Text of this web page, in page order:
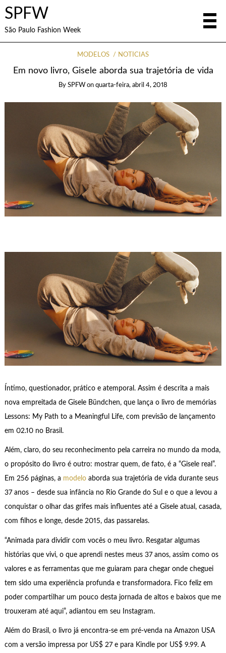
SPFW
São Paulo Fashion Week
MODELOS NOTÍCIAS
Em novo livro, Gisele aborda sua trajetória de vida
By SPFW on quarta-feira, abril 4, 2018
Íntimo, questionador, prático e atemporal. Assim é descrita a mais
nova empreitada de Gisele Bündchen, que lança o livro de memórias
Lessons: My Path to a Meaningful Life, com previsão de lançamento
em 02.10 no Brasil.
Além, claro, do seu reconhecimento pela carreira no mundo da moda,
o propósito do livro é outro: mostrar quem, de fato, é a “Gisele real”.
Em 256 páginas, a modeloaborda sua trajetória de vida durante seus
37 anos – desde sua infância no Rio Grande do Sul e o que a levou a
conquistar o olhar das grifes mais influentes até a Gisele atual, casada,
com filhos e longe, desde 2015, das passarelas.
“Animada para dividir com vocês o meu livro. Resgatar algumas
histórias que vivi, o que aprendi nestes meus 37 anos, assim como os
valores e as ferramentas que me guiaram para chegar onde cheguei
tem sido uma experiência profunda e transformadora. Fico feliz em
poder compartilhar um pouco desta jornada de altos e baixos que me
trouxeram até aqui”, adiantou em seu Instagram.
Além do Brasil, o livro já encontra-se em pré-venda na Amazon USA
com a versão impressa por US$ 27 e para Kindle por US$ 9.99. A